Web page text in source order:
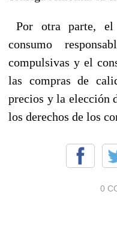
Por otra parte,
consumo
compulsivas y el
las compras de
precios y la elección
los derechos de los
0